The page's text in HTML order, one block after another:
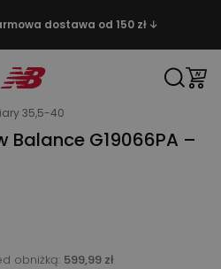
dostawa od 150 zł ↓
35,5-40
Balance G19066PA –
obniżką: 599,99 zł